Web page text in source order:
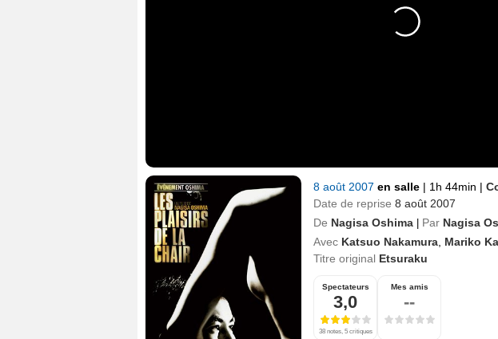
8 août 2007 en salle | 1h 44min |
Date de reprise 8 août 2007
De Nagisa Oshima | Par Nagisa
Avec Katsuo Nakamura Mariko
Titre original Etsuraku
Spectateurs
3,0
38 notes, 5 critiques
Mes amis
--